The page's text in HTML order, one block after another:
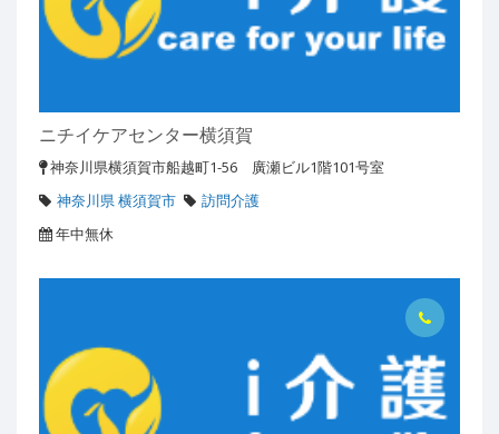
ニチイケアセンター横須賀
神奈川県横須賀市船越町1-56 廣瀬ビル1階101号室
神奈川県 横須賀市
訪問介護
年中無休